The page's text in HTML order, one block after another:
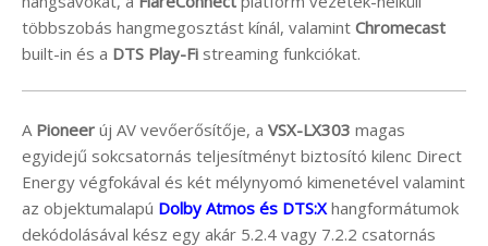
többszobás hangmegosztást kínál, valamint Chromecast
built-in és a DTS Play-Fi streaming funkciókat.
A Pioneer új AV vevőerősítője, a VSX-LX303 magas
egyidejű sokcsatornás teljesítményt biztosító kilenc Direct
Energy végfokával és két mélynyomó kimenetével valamint
az objektumalapú Dolby Atmos és DTS:X hangformátumok
dekódolásával kész egy akár 5.2.4 vagy 7.2.2 csatornás